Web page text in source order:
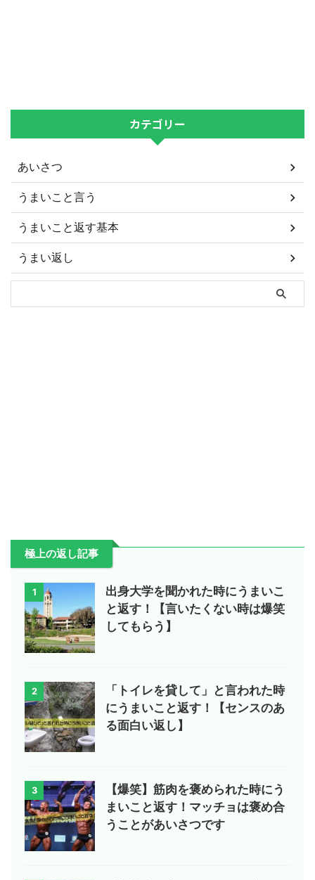
カテゴリー
あいさつ
うまいこと言う
うまいこと返す基本
うまい返し
極上の返し記事
1
出身大学を聞かれた時にうまいこ
と返す！【言いたくない時は爆笑
してもらう】
2
「トイレを貸して」と言われた時
にうまいこと返す！【センスのあ
る面白い返し】
3
【爆笑】筋肉を褒められた時にう
まいこと返す！マッチョは褒め合
うことがあいさつです